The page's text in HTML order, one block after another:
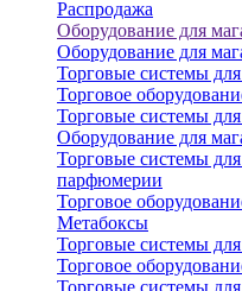
Распродажа
Оборудование для
Оборудование для
Торговые системы
Торговое
Торговые системы
Оборудование для
Торговые системы
парфюмерии
Торговое
Метабоксы
Торговые системы
Торговое
Торговые системы